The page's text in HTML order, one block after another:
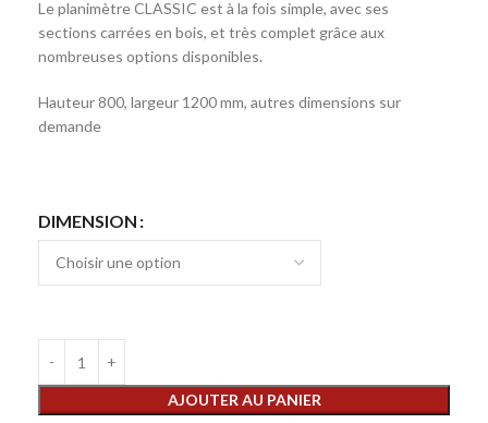
Le planimètre CLASSIC est à la fois simple, avec ses
sections carrées en bois, et très complet grâce aux
nombreuses options disponibles.
Hauteur 800, largeur 1200 mm, autres dimensions sur
demande
DIMENSION
AJOUTER AU PANIER